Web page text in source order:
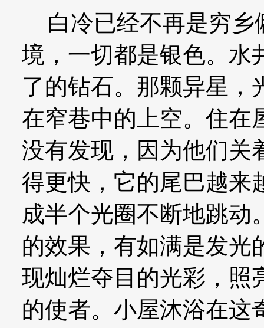
白冷已经不再是穷乡
境，一切都是银色。水
了的钻石。那颗异星，
在窄巷中的上空。住在
没有发现，因为他们关
得更快，它的尾巴越来
成半个光圈不断地跳动
的效果，有如满是发光
现灿烂夺目的光彩，照
的使者。小屋沐浴在这